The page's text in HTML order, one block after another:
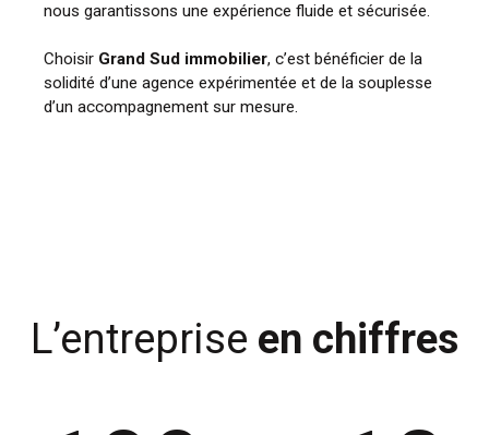
nous garantissons une expérience fluide et sécurisée.
Choisir Grand Sud immobilier, c’est bénéficier de la
solidité d’une agence expérimentée et de la souplesse
d’un accompagnement sur mesure.
L’entreprise en chiffres